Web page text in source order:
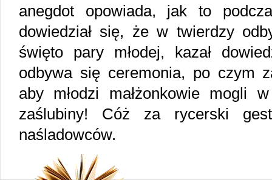
anegdot opowiada, jak to
dowiedział się, że w twierdzy
święto pary młodej, kazał
odbywa się ceremonia, po czym
aby młodzi małżonkowie mogli
zaślubiny! Cóż za rycerski
naśladowców.